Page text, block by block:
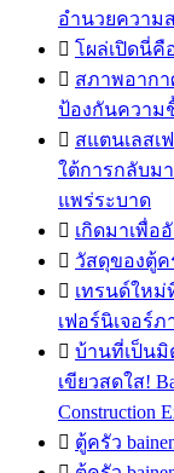
อำนวยความ
 โผล่เปิดนี่คื
 สภาพอาก
ป้องกันความ
 สแตนเลสเ
ใต้การกลับม
แพร่ระบาด
 เกิดมาเพื่อ
 วัสดุของตู้ค
 เทรนด์ใหม่
เฟอร์นิเจอร์
 บ้านที่เป็น
เขียวสดใส!
Construction
 ตู้ครัว